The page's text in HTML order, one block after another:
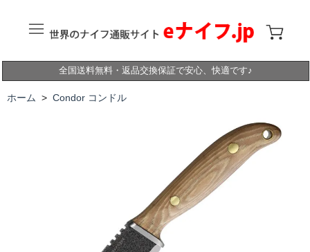
全国送料無料・返品交換保証で安心、快適です♪
ホーム > Condor コンドル